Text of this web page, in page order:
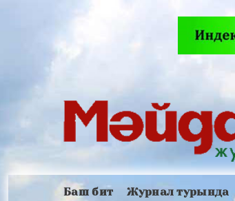
Баш бит Журнал турында